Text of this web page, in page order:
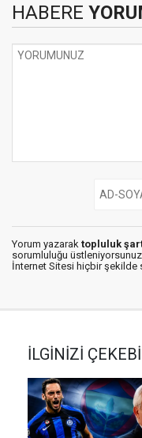
HABERE
Yorum yazarak topluluk
sorumluluğu
İnternet Sitesi hiçbir şekilde